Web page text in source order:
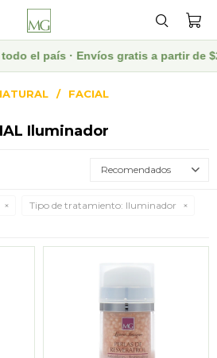
el país · Envíos gratis a partir de
FACIAL
Iluminador
Recomendados
Tipo de tratamiento: Iluminador